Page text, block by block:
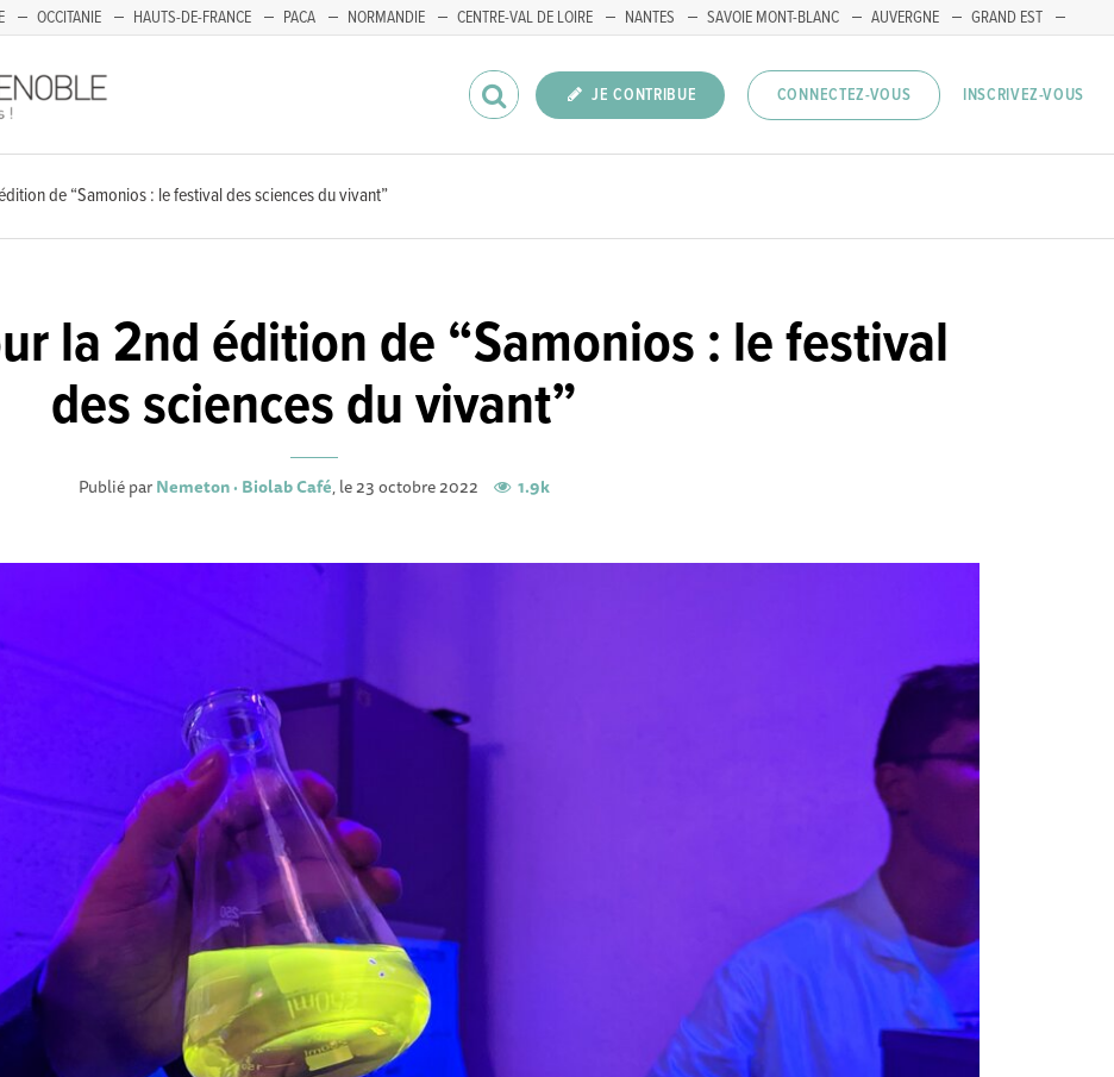
OCCITANIE HAUTS-DE-FRANCE PACA NORMANDIE CENTRE-VAL DE LOIRE NANTES SAVOIE MONT-BLANC AUVERGNE
GRAND EST
JE CONTRIBUE CONNECTEZ-VOUS INSCRIVEZ-VOUS
de “Samonios : le festival des sciences du vivant”
la 2nd édition de “Samonios : le festival
des sciences du vivant”
Publié parNemeton · Biolab Café, le 23 octobre 2022 1.9k